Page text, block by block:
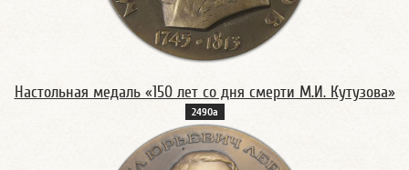
Настольная медаль «150 лет со дня смерти М.И. Кутузова»
2490а